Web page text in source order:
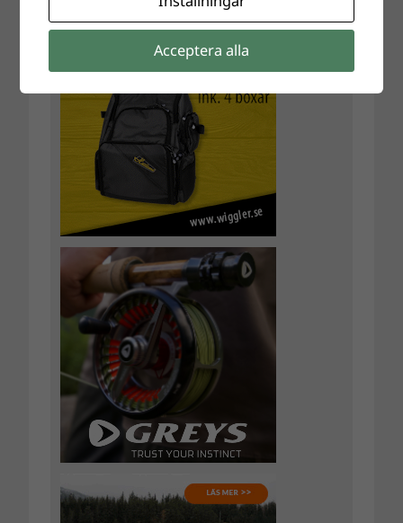
Acceptera alla